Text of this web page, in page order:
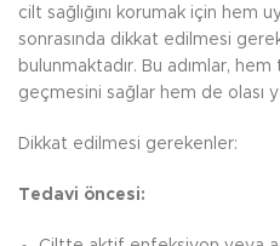
cilt sağlığını korumak için hem
sonrasında dikkat edilmesi
bulunmaktadır. Bu adımlar,
geçmesini sağlar hem de olası
Dikkat edilmesi gerekenler:
Tedavi öncesi: